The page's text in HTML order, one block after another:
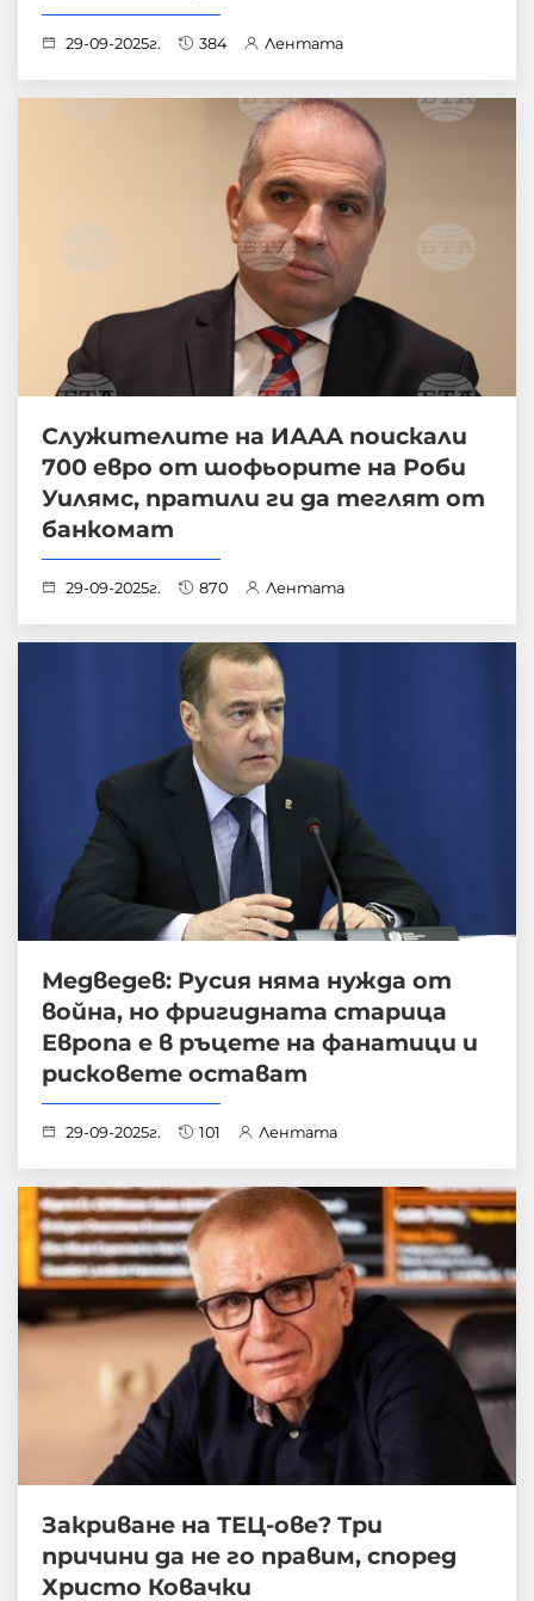
29-09-2025г. 384 Лентата
Служителите на ИААА поискали
700 евро от шофьорите на Роби
Уилямс, пратили ги да теглят от
банкомат
29-09-2025г. 870 Лентата
Медведев: Русия няма нужда от
война, но фригидната старица
Европа е в ръцете на фанатици и
рисковете остават
29-09-2025г. 101 Лентата
Закриване на ТЕЦ-ове? Три
причини да не го правим, според
Христо Ковачки